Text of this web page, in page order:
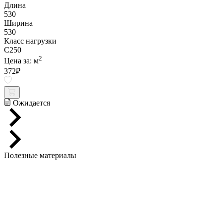
Длина
530
Ширина
530
Класс нагрузки
C250
Цена за: м2
372₽
Ожидается
Полезные материалы